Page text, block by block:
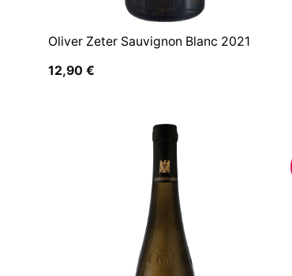
Oliver Zeter Sauvignon Blanc 2021
12,90€